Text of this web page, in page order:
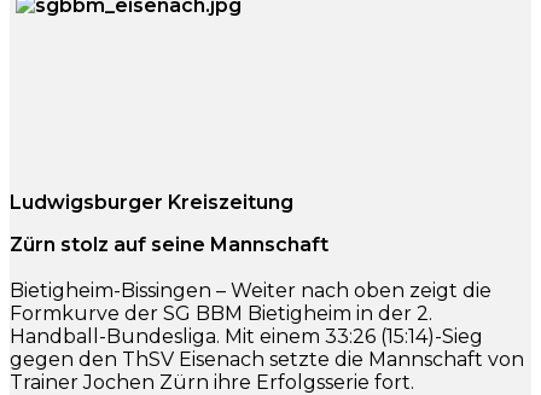
Ludwigsburger Kreiszeitung
Zürn stolz auf seine Mannschaft
Bietigheim-Bissingen – Weiter nach oben zeigt die
Formkurve der SG BBM Bietigheim in der 2.
Handball-Bundesliga. Mit einem 33:26 (15:14)-Sieg
gegen den ThSV Eisenach setzte die Mannschaft von
Trainer Jochen Zürn ihre Erfolgsserie fort.